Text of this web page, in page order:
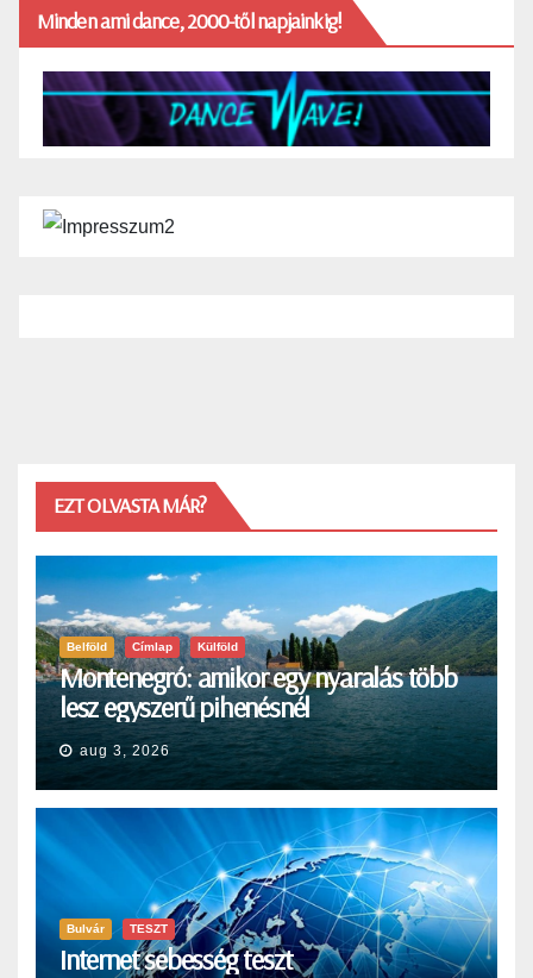
Minden ami dance, 2000-től napjainkig!
EZT OLVASTA MÁR?
Belföld Címlap Külföld
Montenegró: amikor egy nyaralás több
lesz egyszerű pihenésnél
aug 3, 2026
Bulvár TESZT
Internet sebesség teszt